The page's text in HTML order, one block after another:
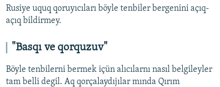
Rusiye uquq qoruyıcıları böyle tenbiler bergenini açıq-
açıq bildirmey.
"Basqı ve qorquzuv"
Böyle tenbilerni bermek içün alıcılarnı nasıl belgileyler
tam belli degil. Aq qorçalaydıjılar mında Qırım